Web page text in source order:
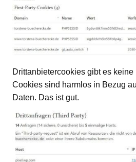
Drittanbietercookies gibt es
Cookies sind harmlos in Bezug
Daten. Das ist gut.